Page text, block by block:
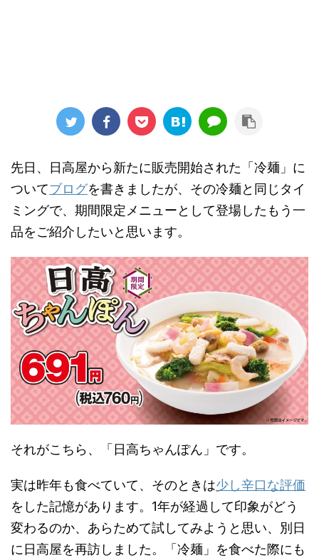
先日、日高屋から新たに販売開始された「冷麺」に
ついてブログを書きましたが、その冷麺と同じタイ
ミングで、期間限定メニューとして登場したもう一
品をご紹介したいと思います。
それがこちら、「日高ちゃんぽん」です。
実は昨年も食べていて、そのときは少し辛口な評価
をした記憶があります。1年が経過して印象がどう
変わるのか、あらためて試してみようと思い、別日
に日高屋を再訪しました。「冷麺」を食べた際にも